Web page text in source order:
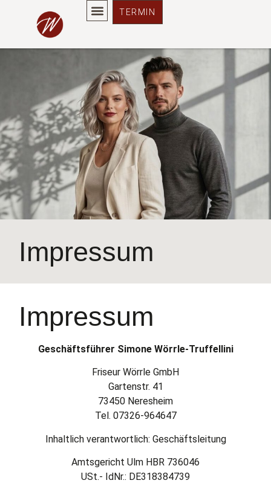
TERMIN
Impressum
Impressum
Impressum
Geschäftsführer Simone Wörrle-Truffellini
Friseur Wörrle GmbH
Gartenstr. 41
73450 Neresheim
Tel. 07326-964647
Inhaltlich verantwortlich: Geschäftsleitung
Amtsgericht Ulm HBR 736046
USt.- IdNr.: DE318384739